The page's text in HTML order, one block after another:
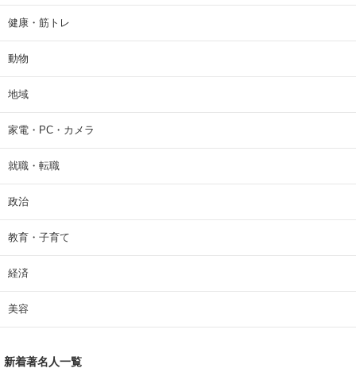
健康・筋トレ
動物
地域
家電・PC・カメラ
就職・転職
政治
教育・子育て
経済
美容
新着著名人一覧